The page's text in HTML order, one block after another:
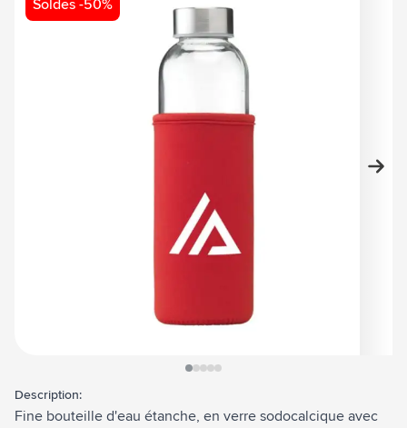
Soldes -50%
Description:
Fine bouteille d'eau étanche, en verre sodocalcique avec